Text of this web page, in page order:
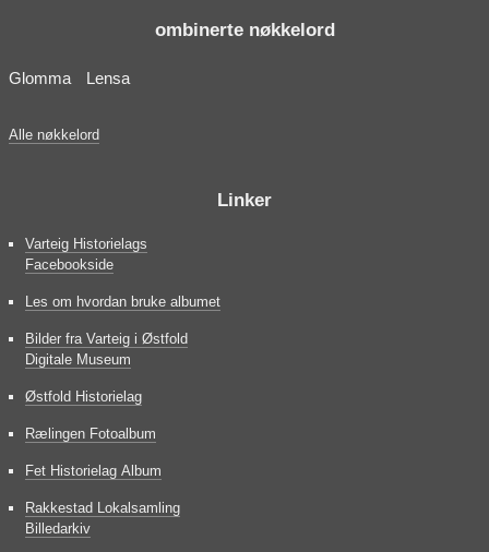
ombinerte nøkkelord
Glomma Lensa
Alle nøkkelord
Linker
Varteig Historielags
Facebookside
Les om hvordan bruke albumet
Bilder fra Varteig i Østfold
Digitale Museum
Østfold Historielag
Rælingen Fotoalbum
Fet Historielag Album
Rakkestad Lokalsamling
Billedarkiv